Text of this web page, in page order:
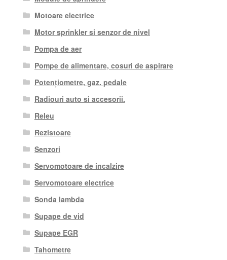
Motoare electrice
Motor sprinkler si senzor de nivel
Pompa de aer
Pompe de alimentare, cosuri de aspirare
Potențiometre, gaz. pedale
Radiouri auto si accesorii.
Releu
Rezistoare
Senzori
Servomotoare de incalzire
Servomotoare electrice
Sonda lambda
Supape de vid
Supape EGR
Tahometre